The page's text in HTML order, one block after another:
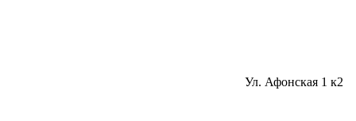
Ул. Афонская 1 к2